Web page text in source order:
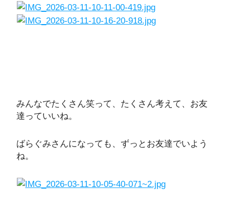
みんなでたくさん笑って、たくさん考えて、お友
達っていいね。
ばらぐみさんになっても、ずっとお友達でいよう
ね。